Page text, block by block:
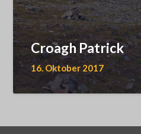
Croagh Patrick
16. Oktober 2017